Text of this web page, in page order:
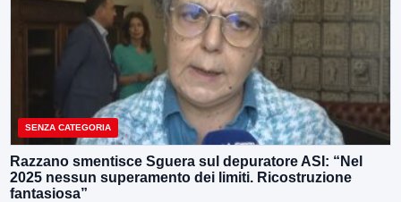
SENZA CATEGORIA
Razzano smentisce Sguera sul depuratore ASI: “Nel
2025 nessun superamento dei limiti. Ricostruzione
fantasiosa”